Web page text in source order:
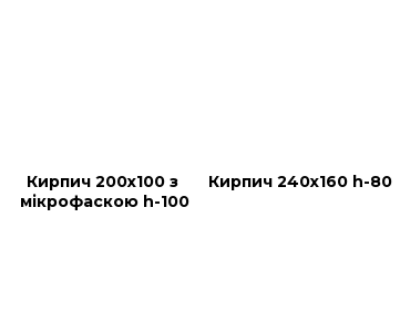
Кирпич 200х100 з
мікрофаскою h-100
Кирпич 240х160 h-80